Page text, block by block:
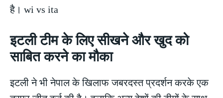
है। wi vs ita
इटली टीम के लिए सीखने और खुद को
साबित करने का मौका
इटली ने भी नेपाल के खिलाफ जबरदस्त प्रदर्शन करके एक